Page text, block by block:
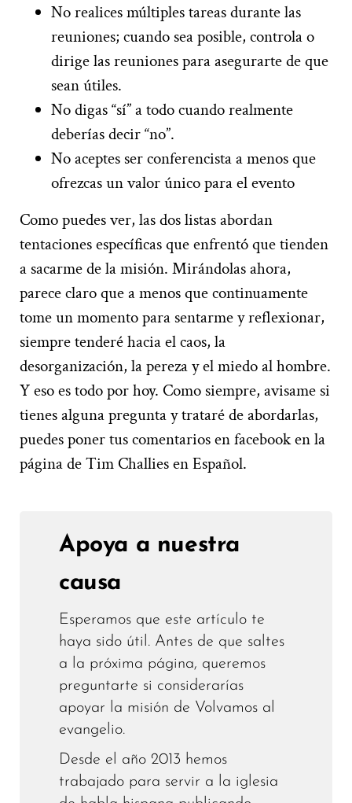
No realices múltiples tareas durante las
reuniones; cuando sea posible, controla o
dirige las reuniones para asegurarte de que
sean útiles.
No digas “sí” a todo cuando realmente
deberías decir “no”.
No aceptes ser conferencista a menos que
ofrezcas un valor único para el evento
Como puedes ver, las dos listas abordan
tentaciones específicas que enfrentó que tienden
a sacarme de la misión. Mirándolas ahora,
parece claro que a menos que continuamente
tome un momento para sentarme y reflexionar,
siempre tenderé hacia el caos, la
desorganización, la pereza y el miedo al hombre.
Y eso es todo por hoy. Como siempre, avisame si
tienes alguna pregunta y trataré de abordarlas,
puedes poner tus comentarios en facebook en la
página de Tim Challies en Español.
Apoya a nuestra
causa
Esperamos que este artículo te
haya sido útil. Antes de que saltes
a la próxima página, queremos
preguntarte si considerarías
apoyar la misión de Volvamos al
evangelio.
Desde el año 2013 hemos
trabajado para servir a la iglesia